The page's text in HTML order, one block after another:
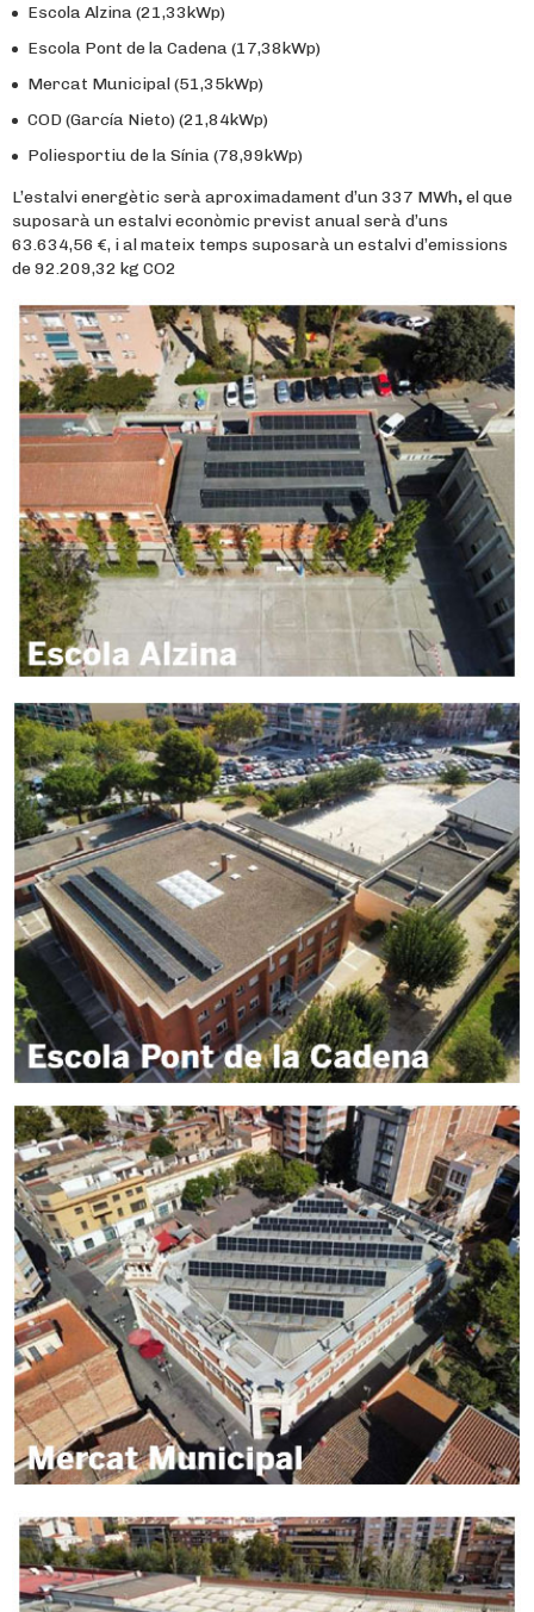
Escola Alzina (21,33kWp)
Escola Pont de la Cadena (17,38kWp)
Mercat Municipal (51,35kWp)
COD (García Nieto) (21,84kWp)
Poliesportiu de la Sínia (78,99kWp)
L’estalvi energètic serà aproximadament d’un 337 MWh,el que
suposarà un estalvi econòmic previst anual serà d’uns
63.634,56 €, i al mateix temps suposarà un estalvi d’emissions
de 92.209,32 kg CO2